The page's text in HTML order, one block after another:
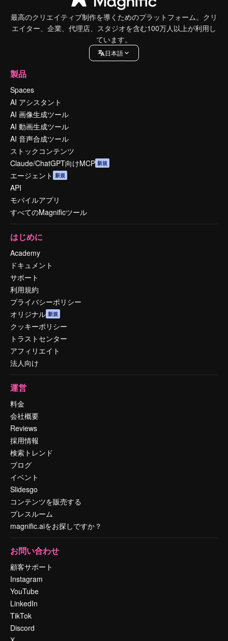
最高のクリエイティブ制作を導くためのプラットフォーム。クリ
エイター、企業、代理店、スタジオを含む100万人以上が利用し
ています。
日本語
製品
Spaces
AI アシスタント
AI 画像生成ツール
AI 動画生成ツール
AI 音声合成ツール
ストックコンテンツ
Claude/ChatGPT向けMCP 新規
エージェント 新規
API
モバイルアプリ
すべてのMagnificツール
はじめに
Academy
ドキュメント
サポート
利用規約
プライバシーポリシー
オリジナル 新規
クッキーポリシー
トラストセンター
アフィリエイト
法人向け
運営
料金
会社概要
Reviews
採用情報
検索トレンド
ブログ
イベント
Slidesgo
コンテンツを販売する
プレスルーム
magnific.aiをお探しですか？
お問い合わせ
顧客サポート
Instagram
YouTube
LinkedIn
TikTok
Discord